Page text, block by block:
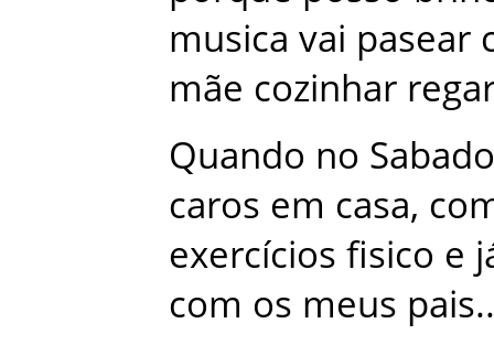
musica vai pasear
mãe cozinhar
Quando no Sabado
caros em casa,
exercícios fisico e
com os meus pais